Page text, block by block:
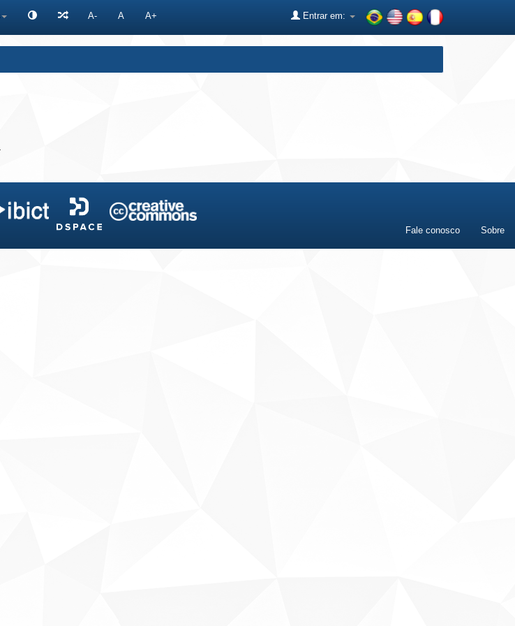
A- A A+ Entrar em:
Fale conosco Sobre